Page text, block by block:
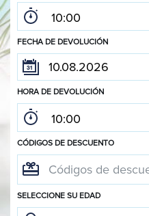
FECHA DE DEVOLUCIÓN
HORA DE DEVOLUCIÓN
CÓDIGOS DE DESCUENTO
SELECCIONE SU EDAD